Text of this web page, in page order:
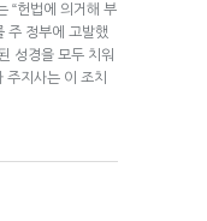
“헌법에 의거해 부
주 정부에 고발했
성경을 모두 치워
지사는 이 조치